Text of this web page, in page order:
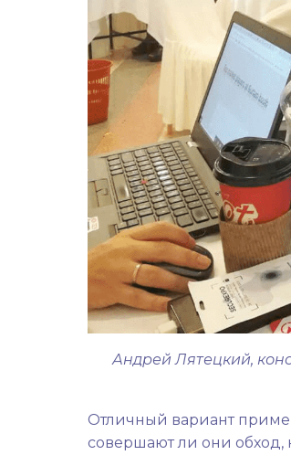
Андрей Лятецкий,
Отличный вариант
совершают ли они обход,